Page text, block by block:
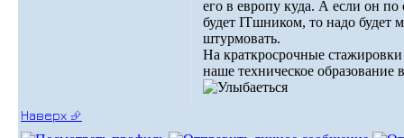
его в европу куда. А если он по
будет ITшником, то надо будет
штурмовать.
На краткросрочные
наше техническое образование
Наверх ⮵